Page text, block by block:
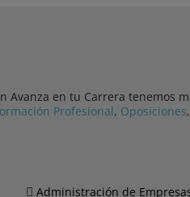
Avanza en tu Carrera tenemos
Profesional, Oposiciones,
Administración de